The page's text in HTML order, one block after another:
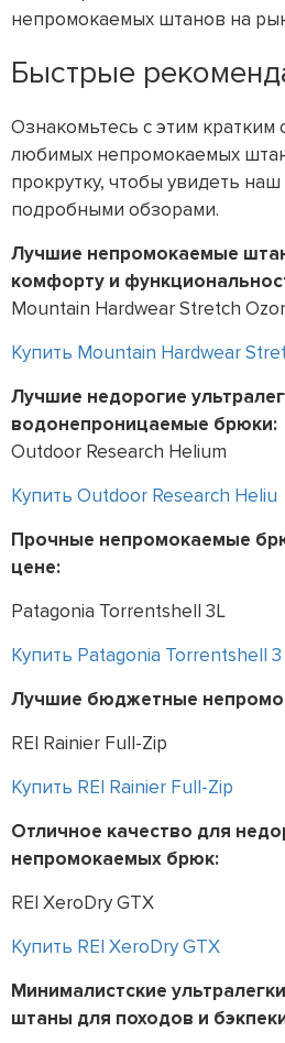
непромокаемых штанов на
Быстрые
Ознакомьтесь с этим кратким
любимых непромокаемых
прокрутку, чтобы увидеть
подробными обзорами.
Лучшие непромокаемые
комфорту и
Mountain Hardwear Stretch
Купить Mountain Hardwear
Лучшие недорогие
водонепроницаемые брюки:
Outdoor Research Helium
Купить Outdoor Research Heliu
Прочные непромокаемые
цене:
Patagonia Torrentshell 3L
Купить Patagonia Torrentshell 3
Лучшие бюджетные
REI Rainier Full-Zip
Купить REI Rainier Full-Zip
Отличное качество для
непромокаемых брюк:
REI XeroDry GTX
Купить REI XeroDry GTX
Минималистские
штаны для походов и